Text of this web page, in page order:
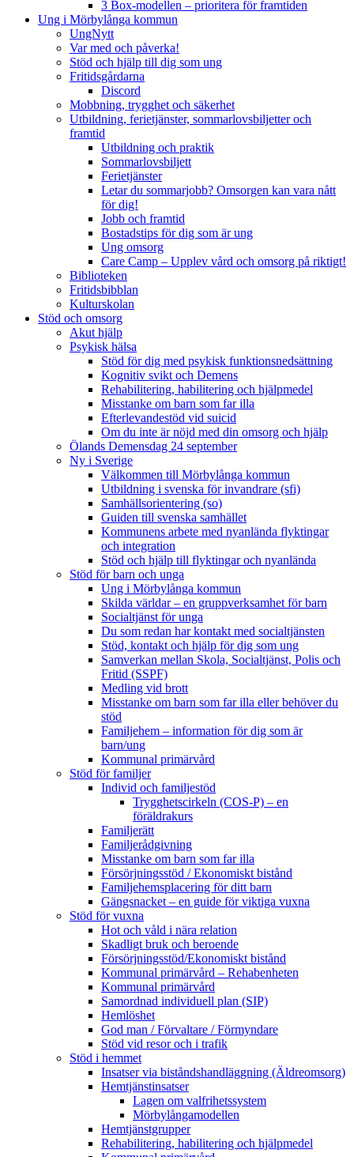
3 Box-modellen – prioritera för framtiden
Ung i Mörbylånga kommun
UngNytt
Var med och påverka!
Stöd och hjälp till dig som ung
Fritidsgårdarna
Discord
Mobbning, trygghet och säkerhet
Utbildning, ferietjänster, sommarlovsbiljetter och
framtid
Utbildning och praktik
Sommarlovsbiljett
Ferietjänster
Letar du sommarjobb? Omsorgen kan vara nått
för dig!
Jobb och framtid
Bostadstips för dig som är ung
Ung omsorg
Care Camp – Upplev vård och omsorg på riktigt!
Biblioteken
Fritidsbibblan
Kulturskolan
Stöd och omsorg
Akut hjälp
Psykisk hälsa
Stöd för dig med psykisk funktionsnedsättning
Kognitiv svikt och Demens
Rehabilitering, habilitering och hjälpmedel
Misstanke om barn som far illa
Efterlevandestöd vid suicid
Om du inte är nöjd med din omsorg och hjälp
Ölands Demensdag 24 september
Ny i Sverige
Välkommen till Mörbylånga kommun
Utbildning i svenska för invandrare (sfi)
Samhällsorientering (so)
Guiden till svenska samhället
Kommunens arbete med nyanlända flyktingar
och integration
Stöd och hjälp till flyktingar och nyanlända
Stöd för barn och unga
Ung i Mörbylånga kommun
Skilda världar – en gruppverksamhet för barn
Socialtjänst för unga
Du som redan har kontakt med socialtjänsten
Stöd, kontakt och hjälp för dig som ung
Samverkan mellan Skola, Socialtjänst, Polis och
Fritid (SSPF)
Medling vid brott
Misstanke om barn som far illa eller behöver du
stöd
Familjehem – information för dig som är
barn/ung
Kommunal primärvård
Stöd för familjer
Individ och familjestöd
Trygghetscirkeln (COS-P) – en
föräldrakurs
Familjerätt
Familjerådgivning
Misstanke om barn som far illa
Försörjningsstöd / Ekonomiskt bistånd
Familjehemsplacering för ditt barn
Gängsnacket – en guide för viktiga vuxna
Stöd för vuxna
Hot och våld i nära relation
Skadligt bruk och beroende
Försörjningsstöd/Ekonomiskt bistånd
Kommunal primärvård – Rehabenheten
Kommunal primärvård
Samordnad individuell plan (SIP)
Hemlöshet
God man / Förvaltare / Förmyndare
Stöd vid resor och i trafik
Stöd i hemmet
Insatser via biståndshandläggning (Äldreomsorg)
Hemtjänstinsatser
Lagen om valfrihetssystem
Mörbylångamodellen
Hemtjänstgrupper
Rehabilitering, habilitering och hjälpmedel